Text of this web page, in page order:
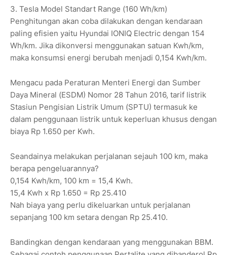
3. Tesla Model Standart Range (160 Wh/km)
Penghitungan akan coba dilakukan dengan kendaraan
paling efisien yaitu Hyundai IONIQ Electric dengan 154
Wh/km. Jika dikonversi menggunakan satuan Kwh/km,
maka konsumsi energi berubah menjadi 0,154 Kwh/km.
Mengacu pada Peraturan Menteri Energi dan Sumber
Daya Mineral (ESDM) Nomor 28 Tahun 2016, tarif listrik
Stasiun Pengisian Listrik Umum (SPTU) termasuk ke
dalam penggunaan listrik untuk keperluan khusus dengan
biaya Rp 1.650 per Kwh.
Seandainya melakukan perjalanan sejauh 100 km, maka
berapa pengeluarannya?
0,154 Kwh/km, 100 km = 15,4 Kwh.
15,4 Kwh x Rp 1.650 = Rp 25.410
Nah biaya yang perlu dikeluarkan untuk perjalanan
sepanjang 100 km setara dengan Rp 25.410.
Bandingkan dengan kendaraan yang menggunakan BBM.